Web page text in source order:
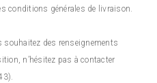
conditions générales de livraison.
des renseignements
n’hésitez pas à contacter